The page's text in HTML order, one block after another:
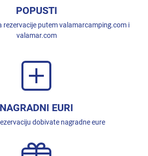
POPUSTI
rezervacije putem valamarcamping.com i
valamar.com
NAGRADNI EURI
dobivate nagradne eure